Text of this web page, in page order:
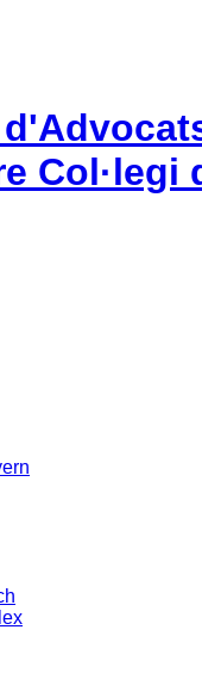
Col·legi